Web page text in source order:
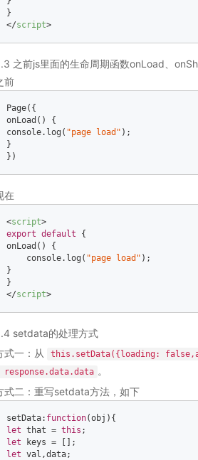
</script>
之前js里面的生命周期函数onLoad、
前
Page({
console.log( "page load" );
}
})
在
<script>
export default {
onLoad() {
console.log( "page load" );
}
</script>
setdata的处理方式
式一：从
this.setData({loading:
response.data.data 。
式二：重写setdata方法，如下
setData: function(obj )
let that = this
let
let